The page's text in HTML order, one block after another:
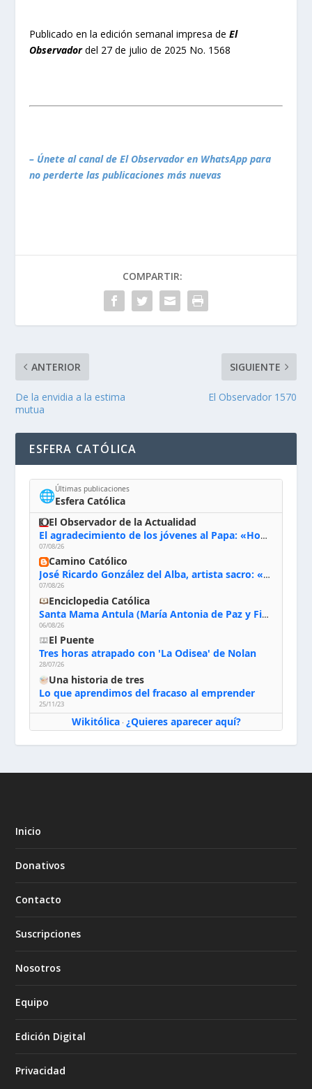
Publicado en la edición semanal impresa deEl
Observadordel 27 de julio de 2025 No. 1568
– Únete al canal de El Observador en WhatsApp para
no perderte las publicaciones más nuevas
COMPARTIR:
ANTERIOR
De la envidia a la estima
mutua
SIGUIENTE
El Observador 1570
ESFERA CATÓLICA
🌐Últimas publicaciones
Esfera Católica
El Observador de la Actualidad
El agradecimiento de los jóvenes al Papa: «Hoy nos sentimos Iglesia»
07/08/26
Camino Católico
José Ricardo González del Alba, artista sacro: «Yo oro, hablo con Dios, le pido al Espíritu Santo su inspiración y siempre pinto rezando el rosario para que sea Él quien actúe a través de mis manos»
07/08/26
Enciclopedia Católica
Santa Mama Antula (María Antonia de Paz y Figueroa)
06/08/26
El Puente
Tres horas atrapado con 'La Odisea' de Nolan
28/07/26
Una historia de tres
Lo que aprendimos del fracaso al emprender
25/11/23
Wikitólica· ¿Quieres aparecer aquí?
Inicio
Donativos
Contacto
Suscripciones
Nosotros
Equipo
Edición Digital
Privacidad